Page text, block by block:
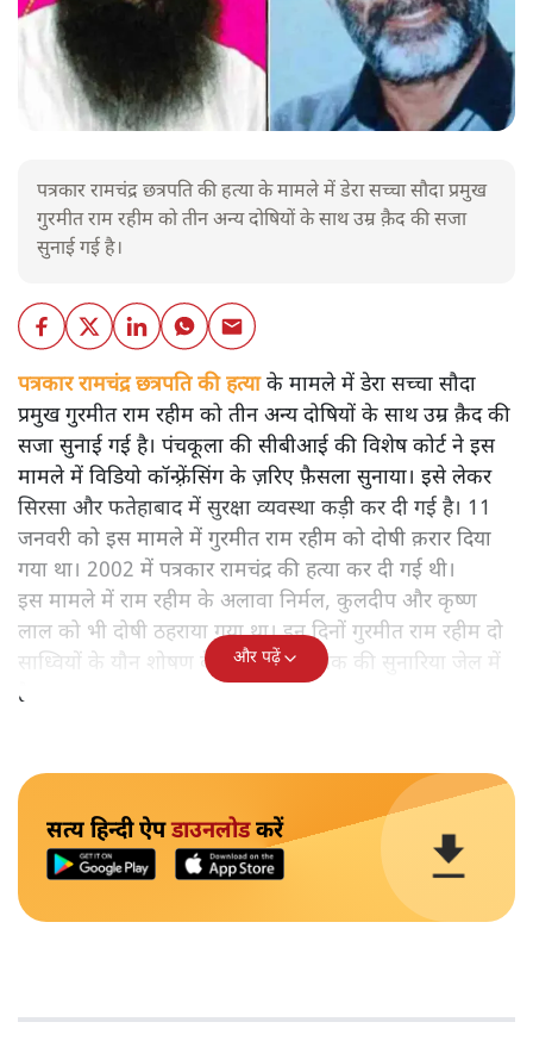
पत्रकार रामचंद्र छत्रपति की हत्या के मामले में डेरा सच्चा सौदा प्रमुख
गुरमीत राम रहीम को तीन अन्य दोषियों के साथ उम्र क़ैद की सजा
सुनाई गई है।
पत्रकार रामचंद्र छत्रपति की हत्याके मामले में डेरा सच्चा सौदा
प्रमुख गुरमीत राम रहीम को तीन अन्य दोषियों के साथ उम्र क़ैद की
सजा सुनाई गई है। पंचकूला की सीबीआई की विशेष कोर्ट ने इस
मामले में विडियो कॉन्फ़्रेंसिंग के ज़रिए फ़ैसला सुनाया। इसे लेकर
सिरसा और फतेहाबाद में सुरक्षा व्यवस्था कड़ी कर दी गई है। 11
जनवरी को इस मामले में गुरमीत राम रहीम को दोषी क़रार दिया
गया था। 2002 में पत्रकार रामचंद्र की हत्या कर दी गई थी।
इस मामले में राम रहीम के अलावा निर्मल, कुलदीप और कृष्ण
लाल को भी दोषी ठहराया गया था। इन दिनों गुरमीत राम रहीम दो
साध्वियों के यौन शोषण के मामले में रोहतक की सुनारिया जेल में
है।
और पढ़ें
सत्य हिन्दी ऐपडाउनलोडकरें